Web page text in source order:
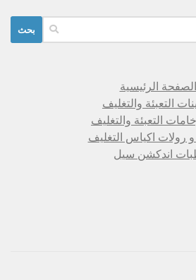
الصفحة الرئيسية
التعبئة والتغليف
التعبئة والتغليف
رولات اكياس التغليف
اندكشن سيل